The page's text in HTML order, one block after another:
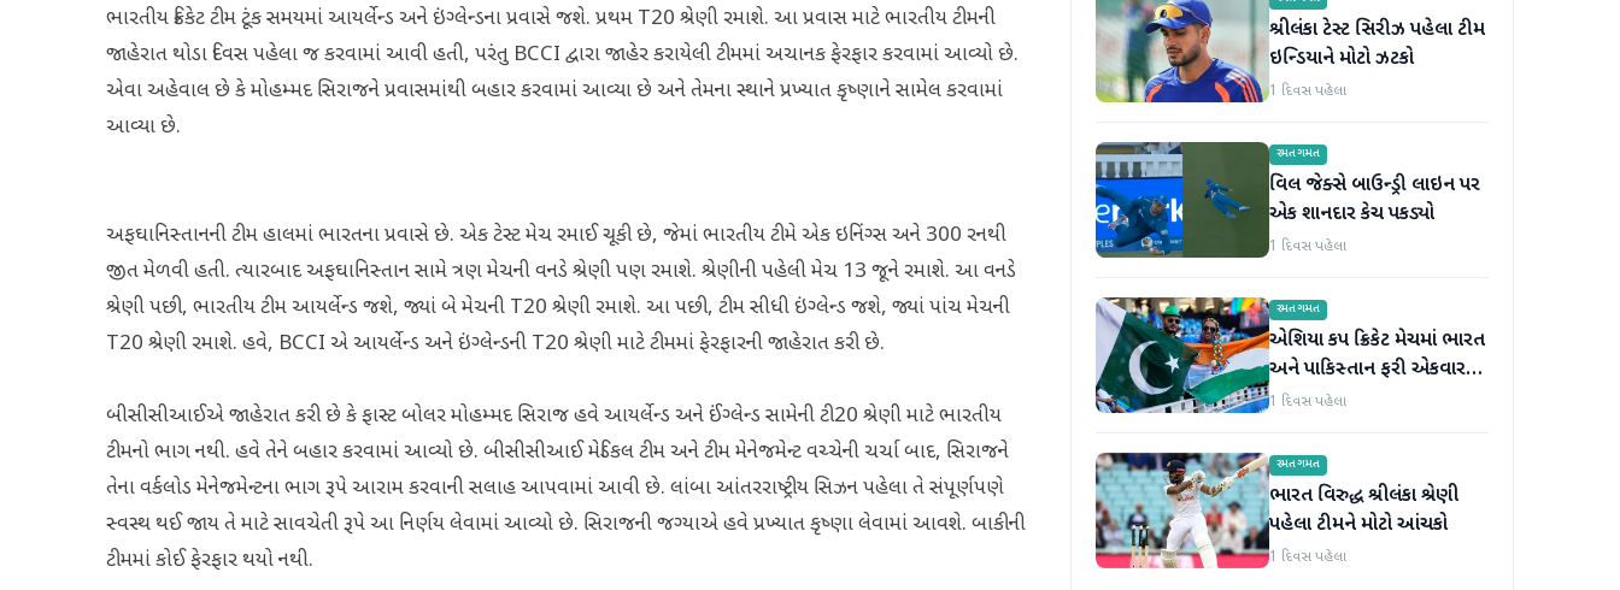
ભારતીય ક્રિકેટ ટીમ ટૂંક સમયમાં આયર્લેન્ડ અને ઇંગ્લેન્ડના પ્રવાસે જશે. પ્રથમ T20 શ્રેણી રમાશે. આ પ્રવાસ માટે ભારતીય ટીમની
જાહેરાત થોડા દિવસ પહેલા જ કરવામાં આવી હતી, પરંતુ BCCI દ્વારા જાહેર કરાયેલી ટીમમાં અચાનક ફેરફાર કરવામાં આવ્યો છે.
એવા અહેવાલ છે કે મોહમ્મદ સિરાજને પ્રવાસમાંથી બહાર કરવામાં આવ્યા છે અને તેમના સ્થાને પ્રખ્યાત કૃષ્ણાને સામેલ કરવામાં
આવ્યા છે.
અફઘાનિસ્તાનની ટીમ હાલમાં ભારતના પ્રવાસે છે. એક ટેસ્ટ મેચ રમાઈ ચૂકી છે, જેમાં ભારતીય ટીમે એક ઇનિંગ્સ અને 300 રનથી
જીત મેળવી હતી. ત્યારબાદ અફઘાનિસ્તાન સામે ત્રણ મેચની વનડે શ્રેણી પણ રમાશે. શ્રેણીની પહેલી મેચ 13 જૂને રમાશે. આ વનડે
શ્રેણી પછી, ભારતીય ટીમ આયર્લેન્ડ જશે, જ્યાં બે મેચની T20 શ્રેણી રમાશે. આ પછી, ટીમ સીધી ઇંગ્લેન્ડ જશે, જ્યાં પાંચ મેચની
T20 શ્રેણી રમાશે. હવે, BCCI એ આયર્લેન્ડ અને ઇંગ્લેન્ડની T20 શ્રેણી માટે ટીમમાં ફેરફારની જાહેરાત કરી છે.
બીસીસીઆઈએ જાહેરાત કરી છે કે ફાસ્ટ બોલર મોહમ્મદ સિરાજ હવે આયર્લેન્ડ અને ઈંગ્લેન્ડ સામેની ટી20 શ્રેણી માટે ભારતીય
ટીમનો ભાગ નથી. હવે તેને બહાર કરવામાં આવ્યો છે. બીસીસીઆઈ મેડિકલ ટીમ અને ટીમ મેનેજમેન્ટ વચ્ચેની ચર્ચા બાદ, સિરાજને
તેના વર્કલોડ મેનેજમેન્ટના ભાગ રૂપે આરામ કરવાની સલાહ આપવામાં આવી છે. લાંબા આંતરરાષ્ટ્રીય સિઝન પહેલા તે સંપૂર્ણપણે
સ્વસ્થ થઈ જાય તે માટે સાવચેતી રૂપે આ નિર્ણય લેવામાં આવ્યો છે. સિરાજની જગ્યાએ હવે પ્રખ્યાત કૃષ્ણા લેવામાં આવશે. બાકીની
ટીમમાં કોઈ ફેરફાર થયો નથી.
શ્રીલંકા ટેસ્ટ સિરીઝ પહેલા ટીમ
ઇન્ડિયાને મોટો ઝટકો
1 દિવસ પહેલા
રમતગમત
વિલ જેક્સે બાઉન્ડ્રી લાઇન પર
એક શાનદાર કેચ પકડ્યો
1 દિવસ પહેલા
રમતગમત
એશિયા કપ ક્રિકેટ મેચમાં ભારત
અને પાકિસ્તાન ફરી એકવાર
આમને-સામને થશે
1 દિવસ પહેલા
રમતગમત
ભારત વિરુદ્ધ શ્રીલંકા શ્રેણી
પહેલા ટીમને મોટો આંચકો
1 દિવસ પહેલા